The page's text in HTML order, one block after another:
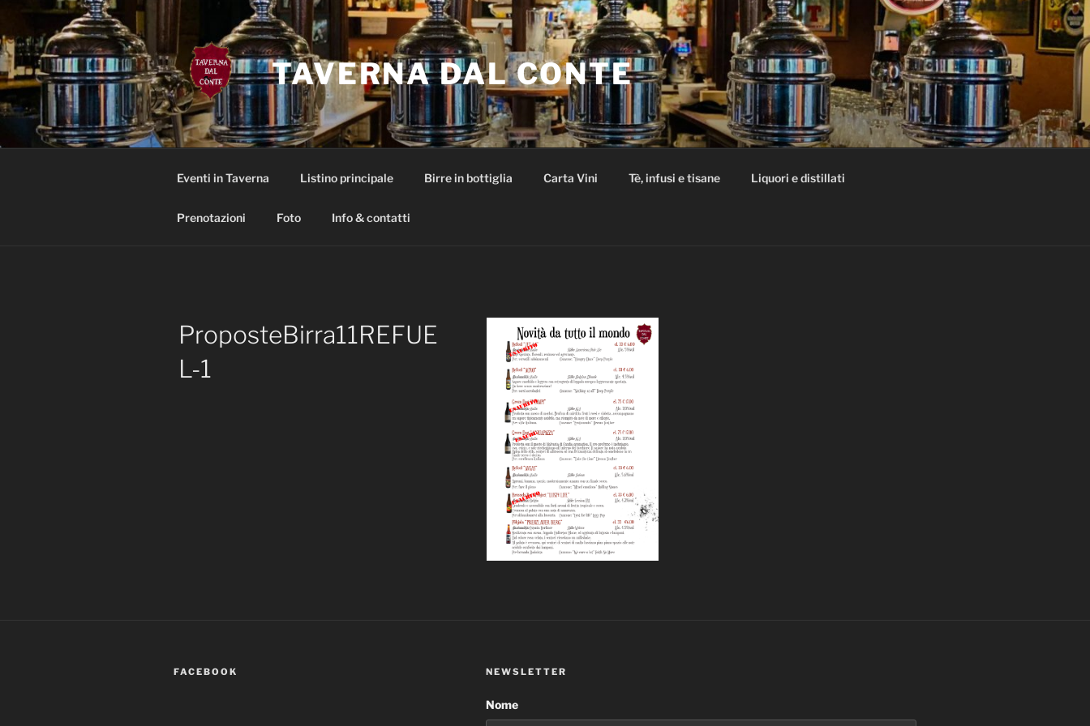
contenuto
TAVERNA DAL CONTE
Eventi in Taverna Listino principale Birre in bottiglia Carta Vini Tè, infusi e tisane Liquori e distillati
Prenotazioni Foto Info & contatti
ProposteBirra11REFUE
L-1
FACEBOOK NEWSLETTER
Nome